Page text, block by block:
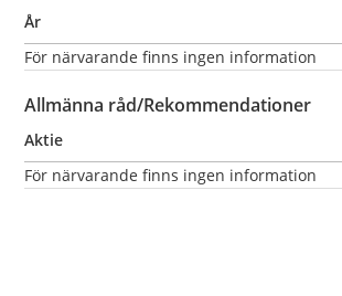
År
För närvarande finns ingen information
Allmänna råd/Rekommendationer
Aktie
För närvarande finns ingen information